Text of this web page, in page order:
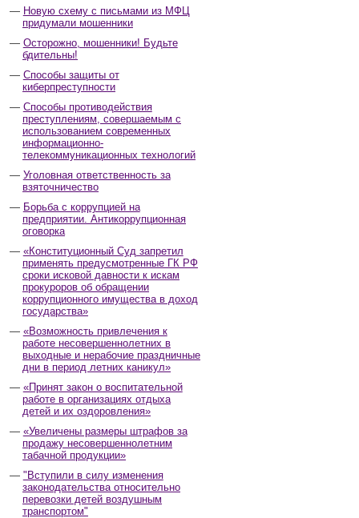
Новую схему с письмами из МФЦ
придумали мошенники
Осторожно, мошенники! Будьте
бдительны!
Способы защиты от
киберпреступности
Способы противодействия
преступлениям, совершаемым с
использованием современных
информационно-
телекоммуникационных технологий
Уголовная ответственность за
взяточничество
Борьба с коррупцией на
предприятии. Антикоррупционная
оговорка
«Конституционный Суд запретил
применять предусмотренные ГК РФ
сроки исковой давности к искам
прокуроров об обращении
коррупционного имущества в доход
государства»
«Возможность привлечения к
работе несовершеннолетних в
выходные и нерабочие праздничные
дни в период летних каникул»
«Принят закон о воспитательной
работе в организациях отдыха
детей и их оздоровления»
«Увеличены размеры штрафов за
продажу несовершеннолетним
табачной продукции»
"Вступили в силу изменения
законодательства относительно
перевозки детей воздушным
транспортом"